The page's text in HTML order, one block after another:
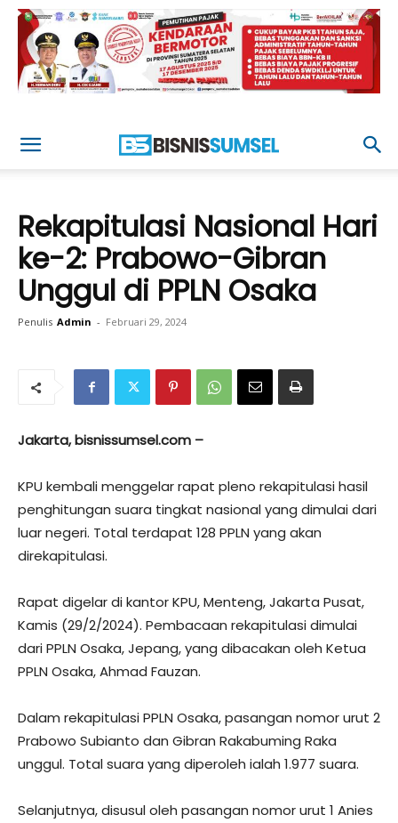
Rekapitulasi Nasional Hari
ke-2: Prabowo-Gibran
Unggul di PPLN Osaka
Penulis Admin - Februari 29, 2024
Jakarta, bisnissumsel.com –
KPU kembali menggelar rapat pleno rekapitulasi hasil
penghitungan suara tingkat nasional yang dimulai dari
luar negeri. Total terdapat 128 PPLN yang akan
direkapitulasi.
Rapat digelar di kantor KPU, Menteng, Jakarta Pusat,
Kamis (29/2/2024). Pembacaan rekapitulasi dimulai
dari PPLN Osaka, Jepang, yang dibacakan oleh Ketua
PPLN Osaka, Ahmad Fauzan.
Dalam rekapitulasi PPLN Osaka, pasangan nomor urut 2
Prabowo Subianto dan Gibran Rakabuming Raka
unggul. Total suara yang diperoleh ialah 1.977 suara.
Selanjutnya, disusul oleh pasangan nomor urut 1 Anies